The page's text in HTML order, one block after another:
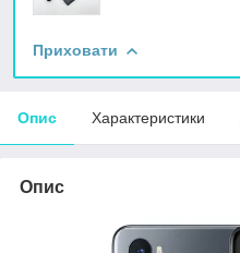
Приховати
Опис Характеристики
Опис